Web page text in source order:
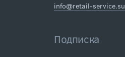
info@retail-service.su
Подписка